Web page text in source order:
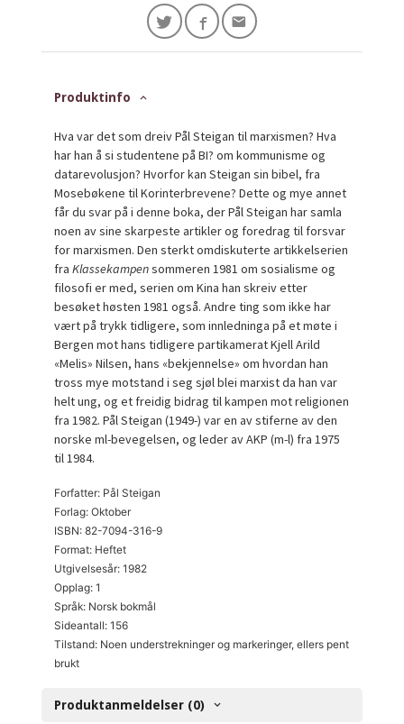
Produktinfo
Hva var det som dreiv Pål Steigan til marxismen? Hva
har han å si studentene på BI? om kommunisme og
datarevolusjon? Hvorfor kan Steigan sin bibel, fra
Mosebøkene til Korinterbrevene? Dette og mye annet
får du svar på i denne boka, der Pål Steigan har samla
noen av sine skarpeste artikler og foredrag til forsvar
for marxismen. Den sterkt omdiskuterte artikkelserien
fraKlassekampensommeren 1981 om sosialisme og
filosofi er med, serien om Kina han skreiv etter
besøket høsten 1981 også. Andre ting som ikke har
vært på trykk tidligere, som innledninga på et møte i
Bergen mot hans tidligere partikamerat Kjell Arild
«Melis» Nilsen, hans «bekjennelse» om hvordan han
tross mye motstand i seg sjøl blei marxist da han var
helt ung, og et freidig bidrag til kampen mot religionen
fra 1982. Pål Steigan (1949-) var en av stiferne av den
norske ml-bevegelsen, og leder av AKP (m-l) fra 1975
til 1984.
Forfatter: Pål Steigan
Forlag: Oktober
ISBN: 82-7094-316-9
Format: Heftet
Utgivelsesår: 1982
Opplag: 1
Språk: Norsk bokmål
Sideantall: 156
Tilstand: Noen understrekninger og markeringer, ellers pent
brukt
Produktanmeldelser (0)